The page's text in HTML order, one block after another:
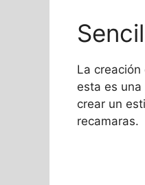
La
esta es
crear un
recamaras.